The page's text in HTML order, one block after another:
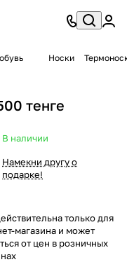
Носки
тенге
В наличии
Намекни другу о
подарке!
только для
магазина и может
от цен в розничных